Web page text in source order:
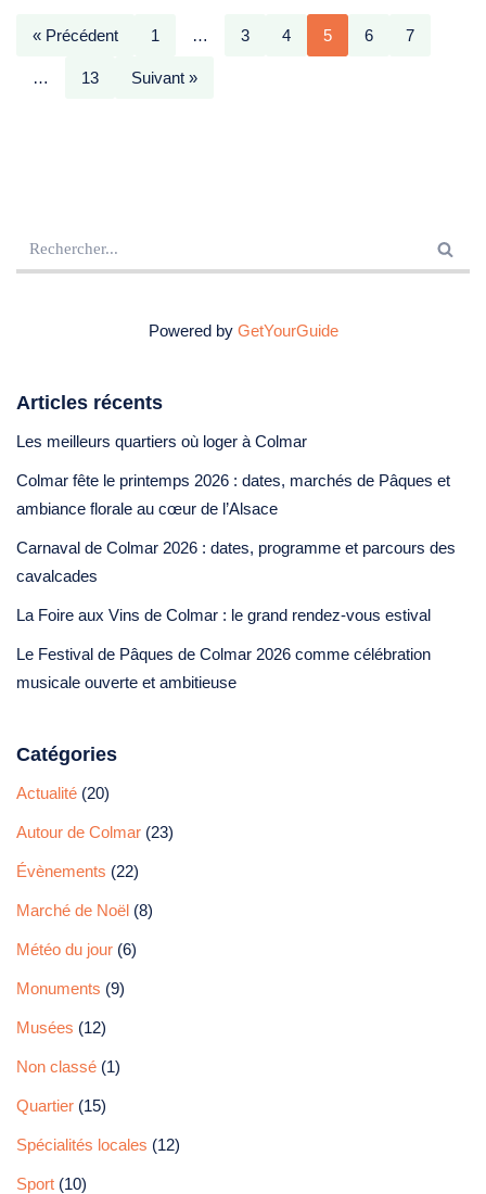
« Précédent 1 … 3 4 5 6 7
… 13 Suivant »
Powered by GetYourGuide
Articles récents
Les meilleurs quartiers où loger à Colmar
Colmar fête le printemps 2026 : dates, marchés de Pâques et
ambiance florale au cœur de l’Alsace
Carnaval de Colmar 2026 : dates, programme et parcours des
cavalcades
La Foire aux Vins de Colmar : le grand rendez-vous estival
Le Festival de Pâques de Colmar 2026 comme célébration
musicale ouverte et ambitieuse
Catégories
Actualité (20)
Autour de Colmar (23)
Évènements (22)
Marché de Noël (8)
Météo du jour (6)
Monuments (9)
Musées (12)
Non classé (1)
Quartier (15)
Spécialités locales (12)
Sport (10)